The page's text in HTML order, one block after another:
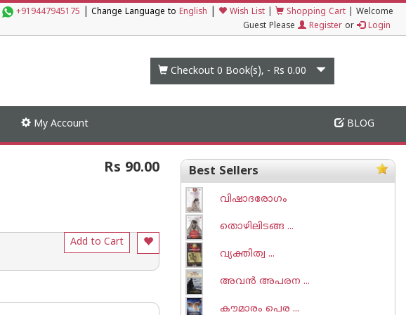
+919447945175 Change Language to English Wish List Shopping Cart
Welcome
Guest Please
Register or Login
Checkout 0 Book(s), - Rs 0.00
My Account BLOG
Rs 90.00
Add to Cart
Best Sellers
വിഷാദരോഗം
തൊഴിലിടങ്ങ ...
വ്യക്തിത്വ ...
അവന്‍ അപരന ...
കൗമാരം പെര ...